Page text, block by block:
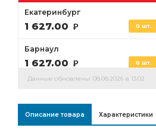
Екатеринбург
1 627.00 Р 0 шт.
Барнаул
1 627.00 Р 0 шт.
Данные обновлены: 08.08.2026 в 13:02
Описание товара Характеристики